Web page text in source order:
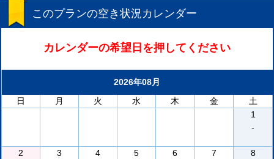
このプランの空き状況カレンダー
カレンダーの希望日を押してください
2026年08月
日
月 火 水 木 金
土
1
-
2
3
4
5
6
7
8